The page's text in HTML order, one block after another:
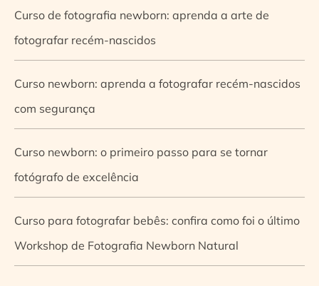
Curso de fotografia newborn: aprenda a arte de
fotografar recém-nascidos
Curso newborn: aprenda a fotografar recém-nascidos
com segurança
Curso newborn: o primeiro passo para se tornar
fotógrafo de excelência
Curso para fotografar bebês: confira como foi o último
Workshop de Fotografia Newborn Natural